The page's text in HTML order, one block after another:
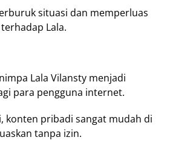
situasi dan memperluas
Lala.
Lala Vilansty menjadi
para pengguna internet.
konten pribadi sangat mudah di
tanpa izin.